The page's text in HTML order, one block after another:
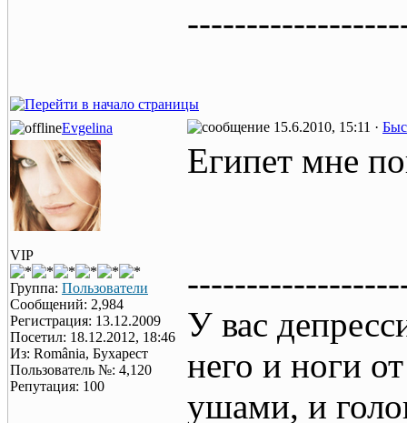
Evgelina 15.6.2010, 15:11 ·
VIP
Группа: Пользователи
Сообщений: 2,984
Регистрация: 13.12.2009
Посетил: 18.12.2012, 18:46
Из: România, Бухарест
Пользователь №: 4,120
Репутация: 100
Египет мне
У вас
него и ноги
ушами, и